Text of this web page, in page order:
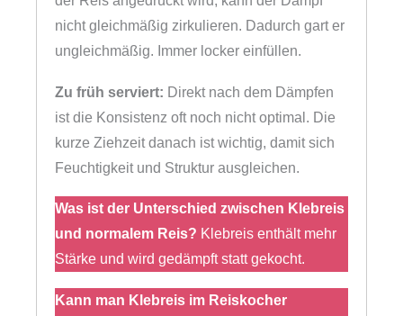
nicht gleichmäßig zirkulieren. Dadurch gart er
ungleichmäßig. Immer locker einfüllen.
Zu früh serviert: Direkt nach dem Dämpfen
ist die Konsistenz oft noch nicht optimal. Die
kurze Ziehzeit danach ist wichtig, damit sich
Feuchtigkeit und Struktur ausgleichen.
Was ist der Unterschied zwischen Klebreis
und normalem Reis? Klebreis enthält mehr
Stärke und wird gedämpft statt gekocht.
Kann man Klebreis im Reiskocher